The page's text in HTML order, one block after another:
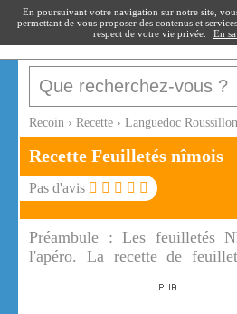
recoin.fr
Recoin › Recette › Languedoc Roussillon
Recette Feuilletés nîmois
Pas d'avis
Préambule :Les feuilletés
l'apéro. La recette de
herbes sur une pâte feuilletée
En poursuivant votre navigation sur notre site,
permettant de vous proposer des contenus et
respect de votre vie privée.
En